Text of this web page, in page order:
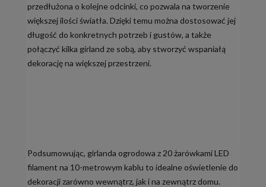
przedłużona o kolejne odcinki, co pozwala na tworzenie
większej ilości światła. Dzięki temu można dostosować jej
długość do konkretnych potrzeb i gustów, a także
połączyć kilka girland ze sobą, aby stworzyć wspaniałą
dekorację na większej przestrzeni.
Podsumowując, girlanda ogrodowa z 20 żarówkami LED
filament na 10-metrowym kablu to idealne oświetlenie do
dekoracji zarówno wewnątrz, jak i na zewnątrz domu.